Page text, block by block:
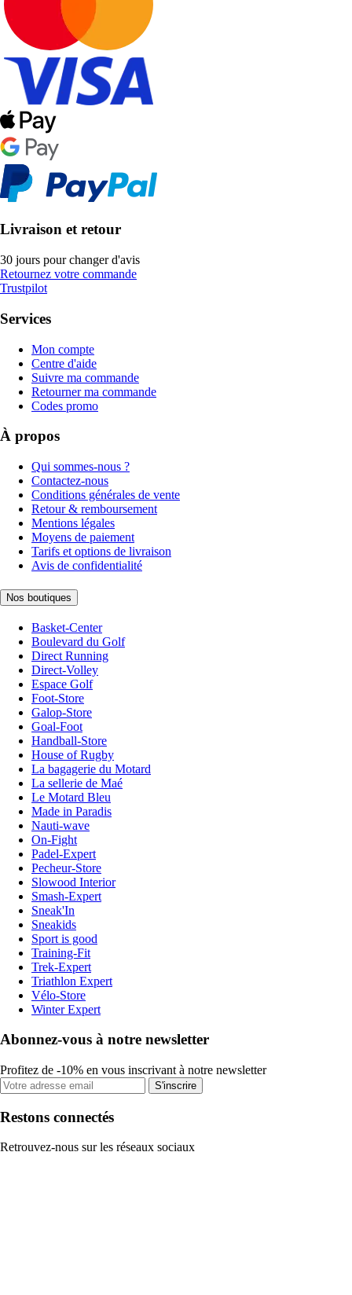
Livraison et retour
30 jours pour changer d'avis
Retournez votre commande
Trustpilot
Services
Mon compte
Centre d'aide
Suivre ma commande
Retourner ma commande
Codes promo
À propos
Qui sommes-nous ?
Contactez-nous
Conditions générales de vente
Retour & remboursement
Mentions légales
Moyens de paiement
Tarifs et options de livraison
Avis de confidentialité
Nos boutiques
Basket-Center
Boulevard du Golf
Direct Running
Direct-Volley
Espace Golf
Foot-Store
Galop-Store
Goal-Foot
Handball-Store
House of Rugby
La bagagerie du Motard
La sellerie de Maé
Le Motard Bleu
Made in Paradis
Nauti-wave
On-Fight
Padel-Expert
Pecheur-Store
Slowood Interior
Smash-Expert
Sneak'In
Sneakids
Sport is good
Training-Fit
Trek-Expert
Triathlon Expert
Vélo-Store
Winter Expert
Abonnez-vous à notre newsletter
Profitez de -10% en vous inscrivant à notre newsletter
S'inscrire
Restons connectés
Retrouvez-nous sur les réseaux sociaux